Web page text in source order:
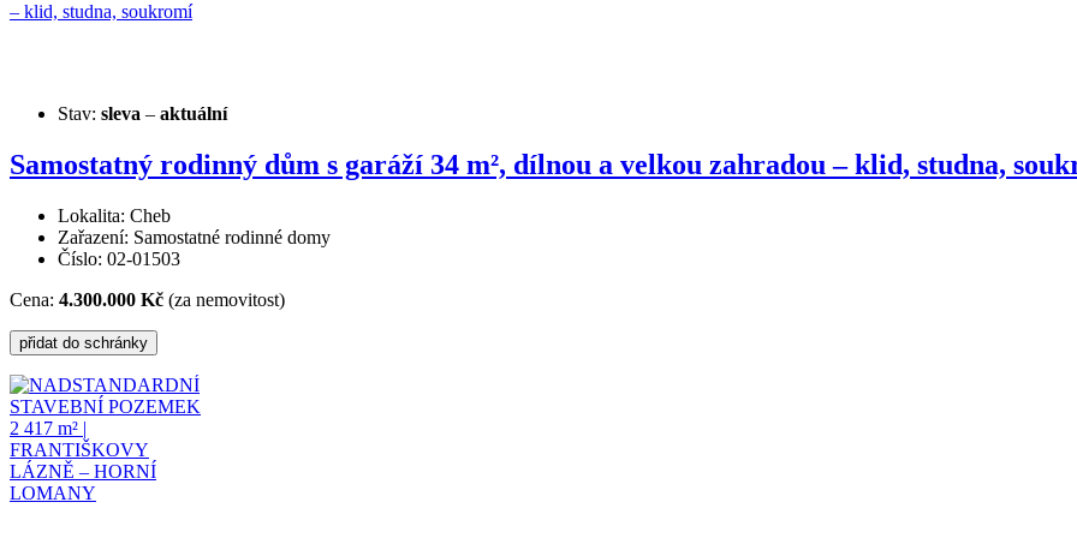
Stav: sleva – aktuální
Samostatný rodinný dům s garáží 34 m², dílnou a velkou zahradou – klid, studna,
Lokalita: Cheb
Zařazení: Samostatné rodinné domy
Číslo: 02-01503
Cena: 4.300.000 Kč (za nemovitost)